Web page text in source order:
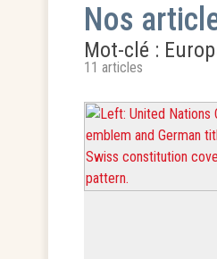
Nos
Mot-clé :
11 articles